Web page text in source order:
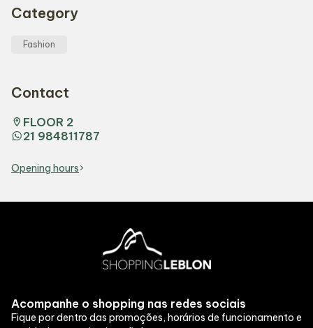
Category
Fashion
Contact
FLOOR 2
21 984811787
Opening hours
Acompanhe o shopping nas redes sociais
Fique por dentro das promoções, horários de funcionamento e